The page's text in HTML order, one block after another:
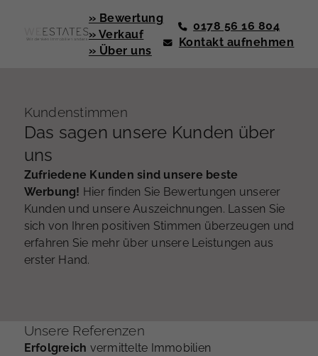
» Bewertung
» Verkauf
» Über uns
0178 56 16 804
Kontakt aufnehmen
Kundenstimmen
Das sagen unsere Kunden über
uns
Zufriedene Kunden sind unsere beste
Werbung! Hier finden Sie Bewertungen unserer
Kunden und unsere Auszeichnungen. Lassen Sie
sich von Ihren positiven Stimmen überzeugen und
erfahren Sie mehr über unsere Leistungen aus
erster Hand.
Unsere Referenzen
Erfolgreich vermittelte Immobilien